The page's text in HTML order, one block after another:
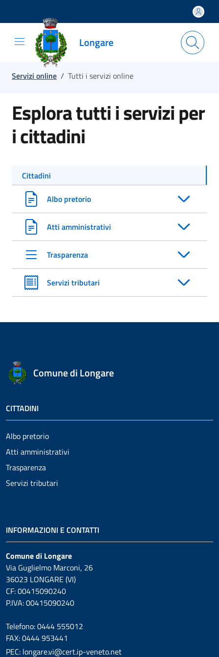
Salta e vai al contenuto
Salta e vai al footer
Longare
Servizi online / Tutti i servizi online
Esplora tutti i servizi per
i cittadini
Cittadini
Albo pretorio
Atti amministrativi
Trasparenza
Servizi tributari
Comune di Longare
CITTADINI
Albo pretorio
Atti amministrativi
Trasparenza
Servizi tributari
INFORMAZIONI E CONTATTI
Comune di Longare
Via Guglielmo Marconi, 26
36023 LONGARE (VI)
CF: 00415090240
P.IVA: 00415090240
Telefono: 0444 555012
FAX: 0444 953441
PEC: longare.vi@cert.ip-veneto.net